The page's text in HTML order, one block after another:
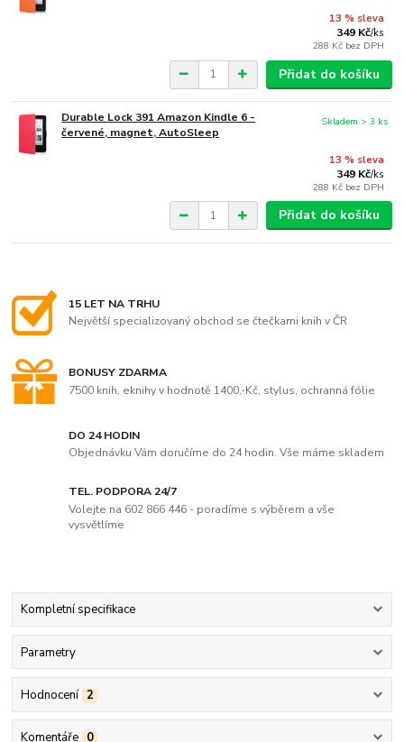
13 % sleva
349 Kč/ks
288 Kč bez DPH
Přidat do košíku
Durable Lock 391 Amazon Kindle 6 -
červené, magnet, AutoSleep
13 % sleva
349 Kč/ks
288 Kč bez DPH
Skladem > 3 ks
Přidat do košíku
15 LET NA TRHU
Největší specializovaný obchod se čtečkami knih v ČR
BONUSY ZDARMA
7500 knih, eknihy v hodnotě 1400,-Kč, stylus, ochranná fólie
DO 24 HODIN
Objednávku Vám doručíme do 24 hodin. Vše máme skladem
TEL. PODPORA 24/7
Volejte na 602 866 446 - poradíme s výběrem a vše
vysvětlíme
Kompletní specifikace
Parametry
Hodnocení 2
Komentáře 0